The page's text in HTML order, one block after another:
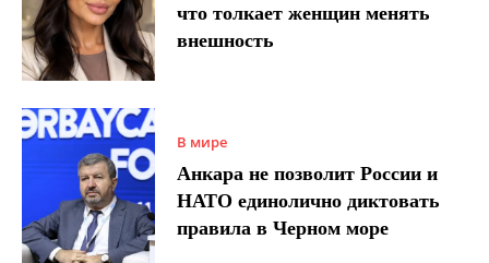
что толкает женщин менять
внешность
В мире
Анкара не позволит России и
НАТО единолично диктовать
правила в Черном море